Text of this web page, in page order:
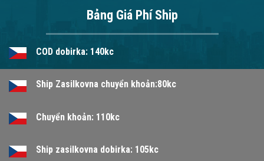
Bảng Giá Phí Ship
COD dobirka: 140kc
Ship Zasilkovna chuyển khoản:80kc
Chuyển khoản: 110kc
Ship zasilkovna dobirka: 105kc